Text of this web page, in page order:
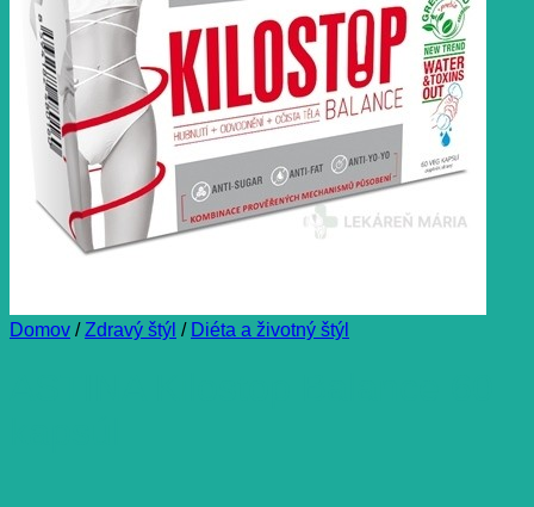
Domov / Zdravý štýl / Diéta a životný štýl